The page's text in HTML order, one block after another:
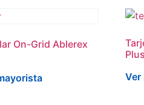
On-Grid Ablerex
Ver